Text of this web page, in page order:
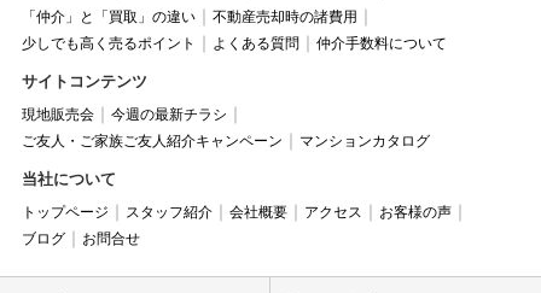
「仲介」と「買取」の違い
不動産売却時の諸費用
少しでも高く売るポイント
よくある質問 仲介手数料について
サイトコンテンツ
現地販売会
今週の最新チラシ
ご友人・ご家族ご友人紹介キャンペーン
マンションカタログ
当社について
トップページ スタッフ紹介 会社概要 アクセス
お客様の声
ブログ
お問合せ